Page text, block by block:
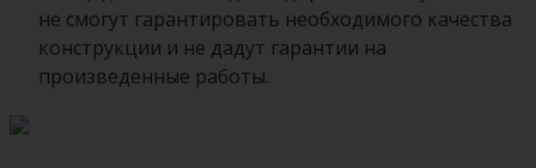
не смогут гарантировать необходимого качества
конструкции и не дадут гарантии на
произведенные работы.